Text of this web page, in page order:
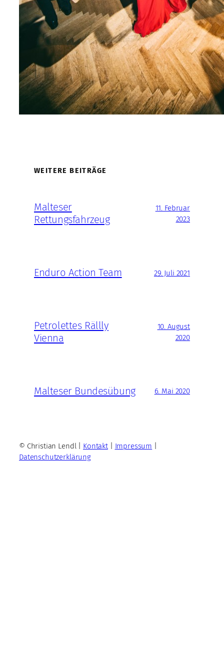
WEITERE BEITRÄGE
Malteser
Rettungsfahrzeug
11. Februar
2023
Enduro Action Team 29. Juli 2021
Petrolettes Rällly
Vienna
10. August
2020
Malteser Bundesübung 6. Mai 2020
© Christian Lendl | Kontakt| Impressum
Datenschutzerklärung